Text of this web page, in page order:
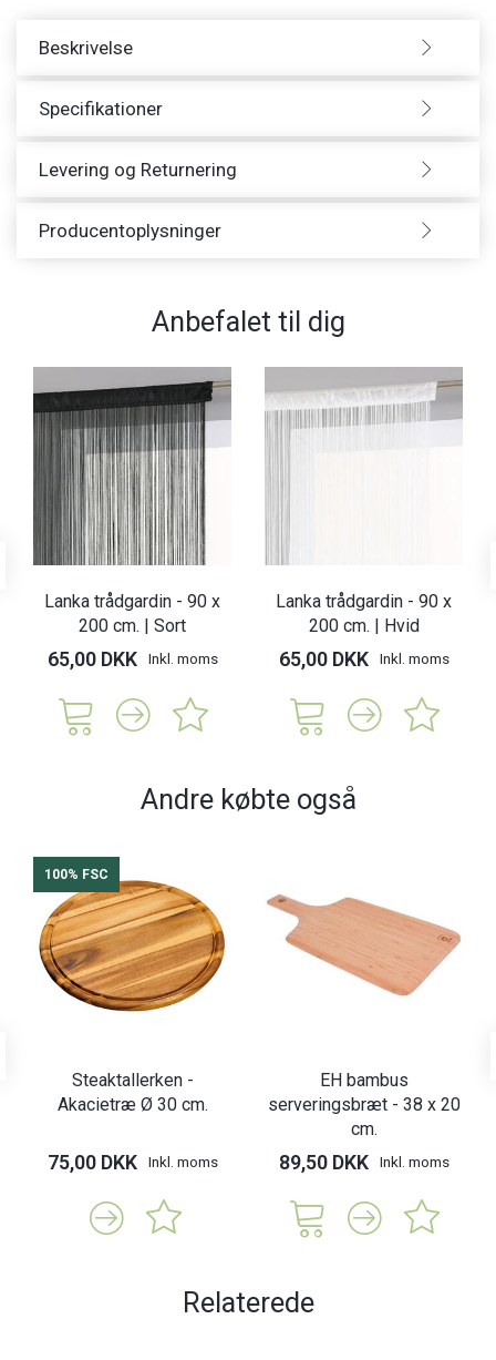
Beskrivelse
Specifikationer
Levering og Returnering
Producentoplysninger
Anbefalet til dig
Lanka trådgardin - 90 x
200 cm. | Sort
65,00 DKK Inkl. moms
Lanka trådgardin - 90 x
200 cm. | Hvid
65,00 DKK Inkl. moms
Andre købte også
100% FSC
Steaktallerken -
Akacietræ Ø 30 cm.
75,00 DKK Inkl. moms
EH bambus
serveringsbræt - 38 x 20
cm.
89,50 DKK Inkl. moms
Relaterede